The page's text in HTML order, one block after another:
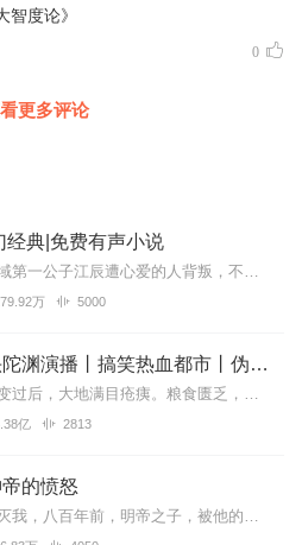
度论》
0
更多评论
经典|免费有声小说
【内容简介】圣域第一公子江辰遭心爱的人背叛，不幸陨落。灵魂穿越到五百年后，九天大陆一名同名同姓的少年身上。身怀至尊神脉，掌握无数秘典，江辰发誓要杀回圣域，手刃仇...
万 5000
第九特区丨头陀渊演播丨搞笑热血都市丨伪戒丨VIP免费多人有声剧
【内容简介】灾变过后，大地满目疮痍。粮食匮乏，资源紧俏，局势混乱……一位从待规划区杀出来的青年，背对着漫天黄沙，孤身来到九区谋生，却不曾想偶然结识三五好友，一念...
亿 2813
帝的愤怒
内容简介：天必灭我，八百年前，明帝之子，被他的未婚妻池瑶公主杀死，一代天骄，就此陨落。八百年后，重新活了过来，却发现曾经杀死他的未婚妻，已经统一昆仑界，开辟...